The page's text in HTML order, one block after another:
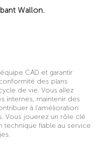
Wallon.
CAD et garantir
des plans
de vie. Vous allez
internes, maintenir des
à l’amélioration
Vous jouerez un rôle clé
technique fiable au service